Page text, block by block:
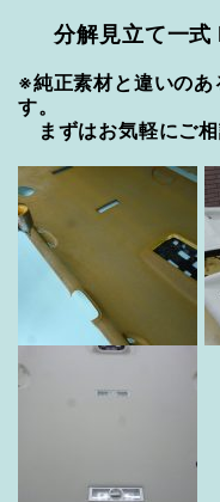
分解見立て一
※純正素材と違いのあ
す。
まずはお気軽にご相